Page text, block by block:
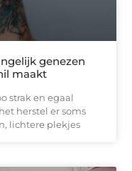
genezen
maakt
strak en egaal
herstel er soms
lichtere plekjes